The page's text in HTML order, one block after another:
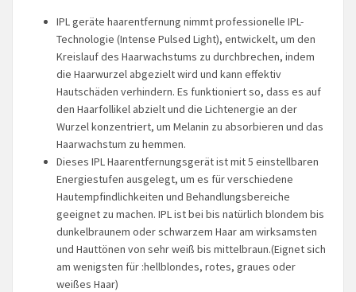
IPL geräte haarentfernung nimmt professionelle IPL-
Technologie (Intense Pulsed Light), entwickelt, um den
Kreislauf des Haarwachstums zu durchbrechen, indem
die Haarwurzel abgezielt wird und kann effektiv
Hautschäden verhindern. Es funktioniert so, dass es auf
den Haarfollikel abzielt und die Lichtenergie an der
Wurzel konzentriert, um Melanin zu absorbieren und das
Haarwachstum zu hemmen.
Dieses IPL Haarentfernungsgerät ist mit 5 einstellbaren
Energiestufen ausgelegt, um es für verschiedene
Hautempfindlichkeiten und Behandlungsbereiche
geeignet zu machen. IPL ist bei bis natürlich blondem bis
dunkelbraunem oder schwarzem Haar am wirksamsten
und Hauttönen von sehr weiß bis mittelbraun.(Eignet sich
am wenigsten für :hellblondes, rotes, graues oder
weißes Haar)